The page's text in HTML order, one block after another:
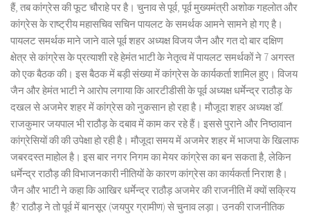
हैं, तब कांग्रेस की फूट चौराहे पर है। चुनाव से पूर्व, पूर्व मुख्यमंत्री अशोक गहलोत और
कांग्रेस के राष्ट्रीय महासचिव सचिन पायलट के समर्थक आमने सामने हो गए है।
पायलट समर्थक माने जाने वाले पूर्व शहर अध्यक्ष विजय जैन और गत दो बार दक्षिण
क्षेत्र से कांग्रेस के प्रत्याशी रहे हेमंत भाटी के नेतृत्व में पायलट समर्थकों ने 7 अगस्त
को एक बैठक की। इस बैठक में बड़ी संख्या में कांग्रेस के कार्यकर्ता शामिल हुए। विजय
जैन और हेमंत भाटी ने आरोप लगाया कि आरटीडीसी के पूर्व अध्यक्ष धर्मेन्द्र राठौड़ के
दखल से अजमेर शहर में कांग्रेस को नुकसान हो रहा है। मौजूदा शहर अध्यक्ष डॉ.
राजकुमार जयपाल भी राठौड़ के दबाव में काम कर रहे हैं। इससे पुराने और निष्ठावान
कांग्रेसियों की की उपेक्षा हो रही है। मौजूदा समय में अजमेर शहर में भाजपा के खिलाफ
जबरदस्त माहोल है। इस बार नगर निगम का मेयर कांग्रेस का बन सकता है, लेकिन
धर्मेन्द्र राठौड़ की विभाजनकारी नीतियों के कारण कांग्रेस का कार्यकर्ता निराश है।
जैन और भाटी ने कहा कि आखिर धर्मेन्द्र राठौड़ अजमेर की राजनीति में क्यों सक्रिय
हैै? राठौड़ ने तो पूर्व में बानसूर (जयपुर ग्रामीण) से चुनाव लड़ा। उनकी राजनीतिक